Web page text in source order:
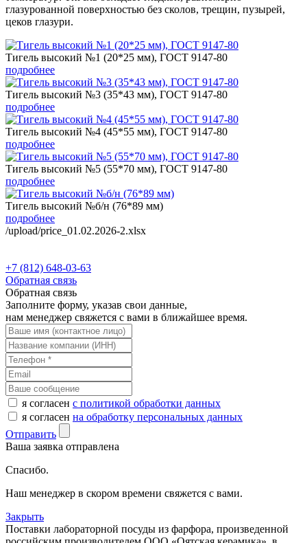
глазурованной поверхностью без сколов, трещин, пузырей,
цеков глазури.
Тигель высокий №1 (20*25 мм), ГОСТ 9147-80
подробнее
Тигель высокий №3 (35*43 мм), ГОСТ 9147-80
подробнее
Тигель высокий №4 (45*55 мм), ГОСТ 9147-80
подробнее
Тигель высокий №5 (55*70 мм), ГОСТ 9147-80
подробнее
Тигель высокий №б/н (76*89 мм)
подробнее
/upload/price_01.02.2026-2.xlsx
+7 (812) 648-03-63
Обратная связь
Обратная связь
Заполните форму, указав свои данные,
нам менеджер свяжется с вами в ближайшее время.
я согласен с политикой обработки данных
я согласен на обработку персональных данных
Отправить
Ваша заявка отправлена
Спасибо.
Наш менеджер в скором времени свяжется с вами.
Закрыть
Поставки лабораторной посуды из фарфора, произведенной